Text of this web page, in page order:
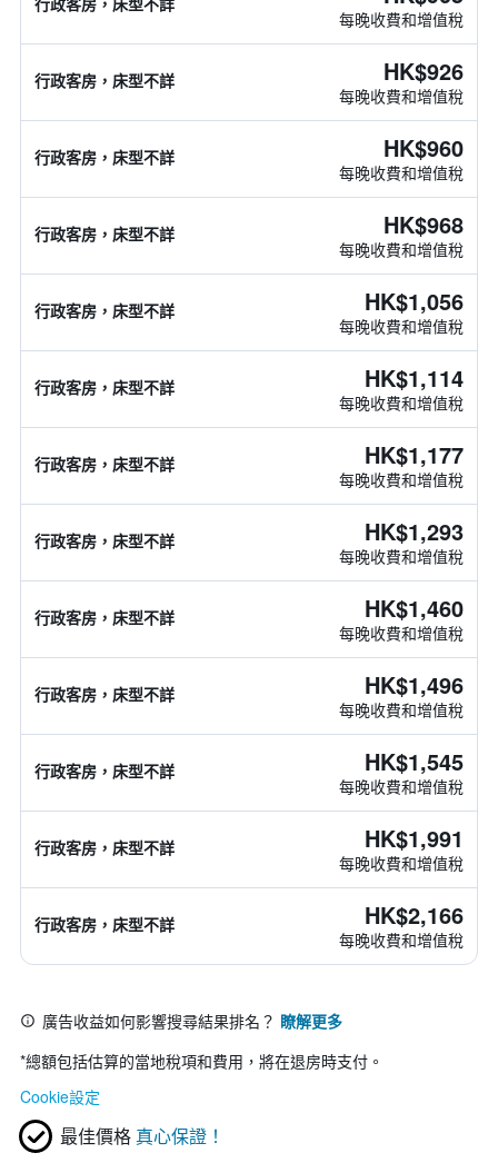
每晚收費和增值稅
行政客房，床型不詳 HK$926
每晚收費和增值稅
行政客房，床型不詳 HK$960
每晚收費和增值稅
行政客房，床型不詳 HK$968
每晚收費和增值稅
行政客房，床型不詳 HK$1,056
每晚收費和增值稅
行政客房，床型不詳 HK$1,114
每晚收費和增值稅
行政客房，床型不詳 HK$1,177
每晚收費和增值稅
行政客房，床型不詳 HK$1,293
每晚收費和增值稅
行政客房，床型不詳 HK$1,460
每晚收費和增值稅
行政客房，床型不詳 HK$1,496
每晚收費和增值稅
行政客房，床型不詳 HK$1,545
每晚收費和增值稅
行政客房，床型不詳 HK$1,991
每晚收費和增值稅
行政客房，床型不詳 HK$2,166
每晚收費和增值稅
廣告收益如何影響搜尋結果排名？ 瞭解更多
*總額包括估算的當地稅項和費用，將在退房時支付。
Cookie設定
最佳價格 真心保證！